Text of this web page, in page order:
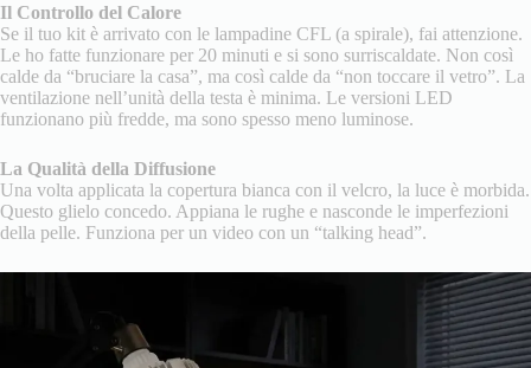
Il Controllo del Calore
Se il tuo kit è arrivato con le lampadine CFL (a spirale), fai attenzione.
Le ho fatte funzionare per 20 minuti e si sono surriscaldate. Non così
calde da “bruciare la casa”, ma così calde da “non toccare il vetro”. La
ventilazione nell’unità della testa è minima. Le versioni LED
funzionano più fredde, ma sono spesso meno luminose.
La Qualità della Diffusione
Una volta applicata la copertura bianca con il velcro, la luce è morbida.
Questo glielo concedo. Appiana le rughe e nasconde le imperfezioni
della pelle. Funziona per un video con un “talking head”.